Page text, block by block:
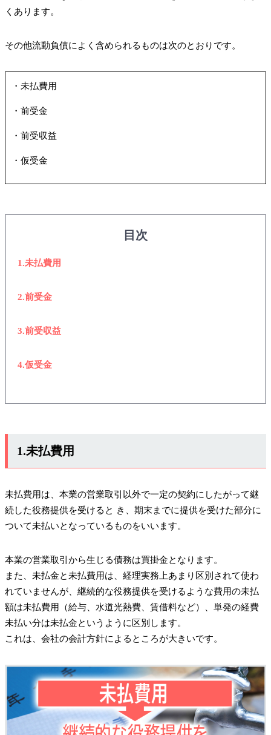
くあります。
その他流動負債によく含められるものは次のとおりです。
・未払費用
・前受金
・前受収益
・仮受金
目次
1.未払費用
2.前受金
3.前受収益
4.仮受金
1.未払費用
未払費用は、本業の営業取引以外で一定の契約にしたがって継
続した役務提供を受けると き、期末までに提供を受けた部分に
ついて未払いとなっているものをいいます。
本業の営業取引から生じる債務は買掛金となります。
また、未払金と未払費用は、経理実務上あまり区別されて使わ
れていませんが、継続的な役務提供を受けるような費用の未払
額は未払費用（給与、水道光熱費、賃借料など）、単発の経費
未払い分は未払金というように区別します。
これは、会社の会計方針によるところが大きいです。